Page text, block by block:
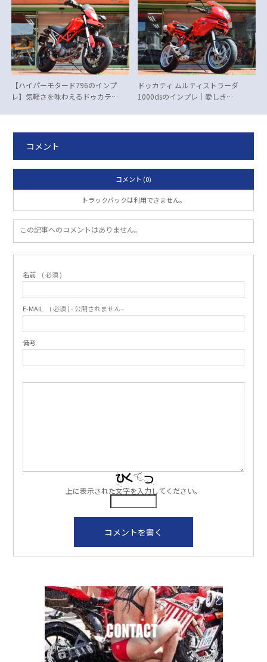
【ハイパーモタード796のインプ
レ】気軽さを味わえるドゥカテ…
ドゥカティ ムルティストラーダ
1000dsのインプレ｜愛しき…
コメント
コメント (0)
トラックバックは利用できません。
この記事へのコメントはありません。
名前 ( 必須 )
E-MAIL ( 必須 ) - 公開されません -
備考
上に表示された文字を入力してください。